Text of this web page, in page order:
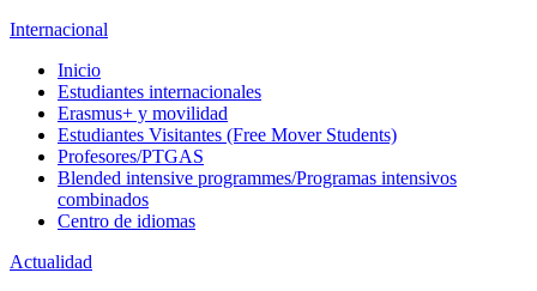
Internacional
Inicio
Estudiantes internacionales
Erasmus+ y movilidad
Estudiantes Visitantes (Free Mover Students)
Profesores/PTGAS
Blended intensive programmes/Programas intensivos
combinados
Centro de idiomas
Actualidad